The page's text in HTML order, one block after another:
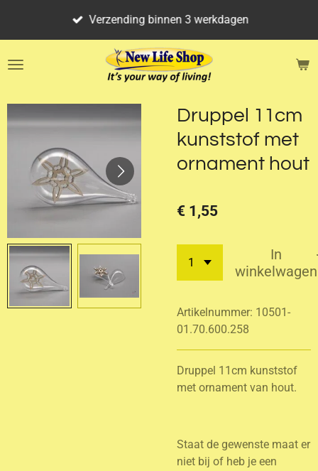
de
Verzending binnen 3 werkdagen
Druppel 11cm
kunststof met
ornament hout
€ 1,55
In
winkelwagen
Artikelnummer: 10501-
01.70.600.258
Druppel 11cm kunststof
met ornament van hout.
Staat de gewenste maat er
niet bij of heb je een